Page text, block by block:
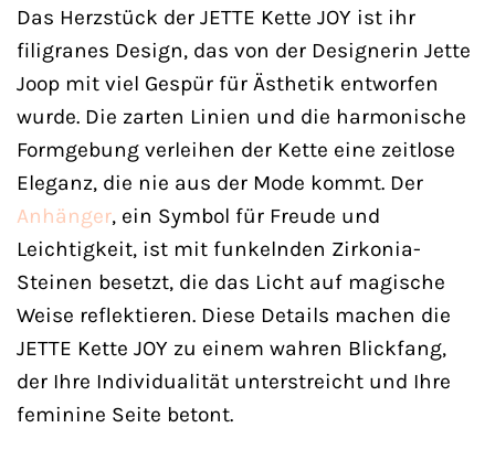
Das Herzstück der JETTE Kette JOY ist ihr
filigranes Design, das von der Designerin Jette
Joop mit viel Gespür für Ästhetik entworfen
wurde. Die zarten Linien und die harmonische
Formgebung verleihen der Kette eine zeitlose
Eleganz, die nie aus der Mode kommt. Der
Anhänger, ein Symbol für Freude und
Leichtigkeit, ist mit funkelnden Zirkonia-
Steinen besetzt, die das Licht auf magische
Weise reflektieren. Diese Details machen die
JETTE Kette JOY zu einem wahren Blickfang,
der Ihre Individualität unterstreicht und Ihre
feminine Seite betont.